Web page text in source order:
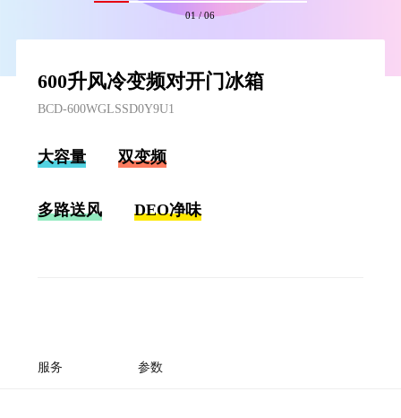
01/06
600升风冷变频对开门冰箱
BCD-600WGLSSD0Y9U1
大容量 双变频
多路送风 DEO净味
服务 参数